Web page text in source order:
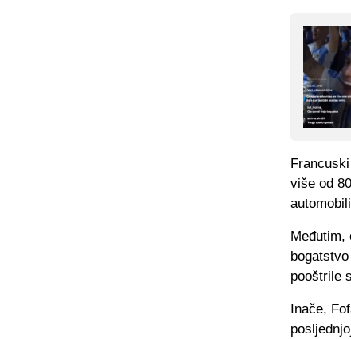
više od
Međutim,
pooštrile
Inače,